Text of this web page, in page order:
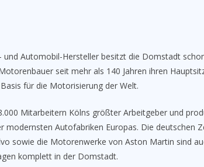
Automobil-Hersteller besitzt die Domstadt
seit mehr als 140 Jahren ihren
für die Motorisierung der Welt.
Mitarbeitern Kölns größter Arbeitgeber und
modernsten Autofabriken Europas. Die deutschen
sowie die Motorenwerke von Aston Martin sind
komplett in der Domstadt.